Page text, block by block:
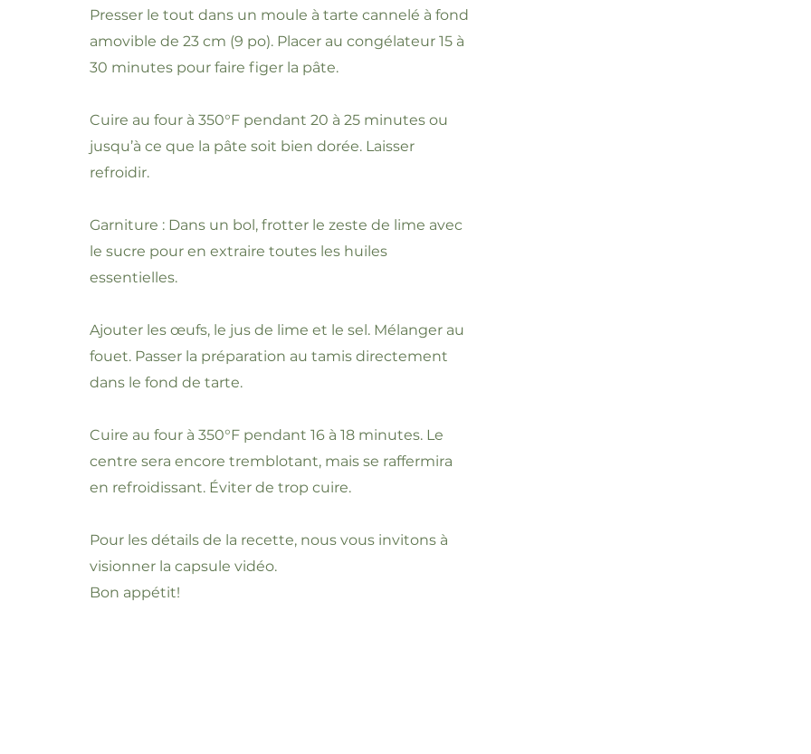
Presser le tout dans un moule à tarte cannelé à fond
amovible de 23 cm (9 po). Placer au congélateur 15 à
30 minutes pour faire figer la pâte.
Cuire au four à 350°F pendant 20 à 25 minutes ou
jusqu’à ce que la pâte soit bien dorée. Laisser
refroidir.
Garniture : Dans un bol, frotter le zeste de lime avec
le sucre pour en extraire toutes les huiles
essentielles.
Ajouter les œufs, le jus de lime et le sel. Mélanger au
fouet. Passer la préparation au tamis directement
dans le fond de tarte.
Cuire au four à 350°F pendant 16 à 18 minutes. Le
centre sera encore tremblotant, mais se raffermira
en refroidissant. Éviter de trop cuire.
Pour les détails de la recette, nous vous invitons à
visionner la capsule vidéo.
Bon appétit!